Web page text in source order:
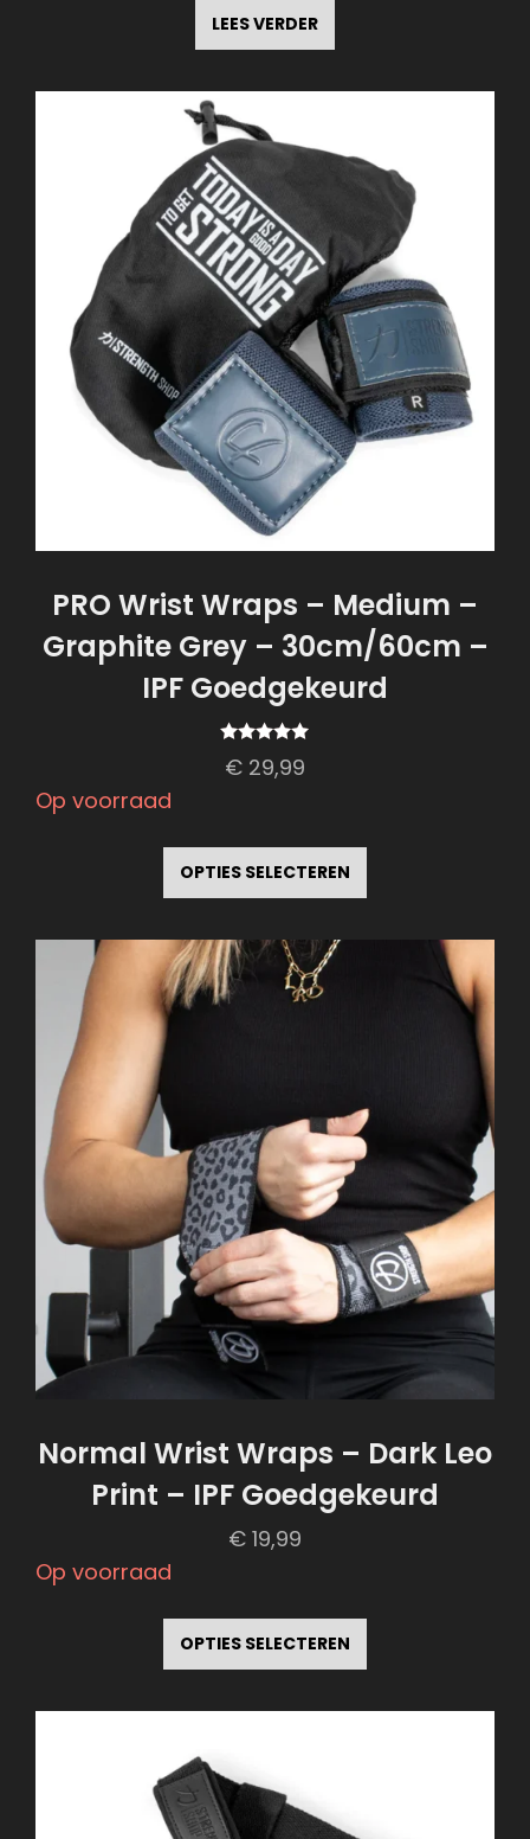
LEES VERDER
PRO Wrist Wraps – Medium –
Graphite Grey – 30cm/60cm –
IPF Goedgekeurd
Gewaardeerd
uit 5
€ 29,99
Op voorraad
OPTIES SELECTEREN
heeft
meerdere
variaties.
gekozen
worden
de
productpagina
Normal Wrist Wraps – Dark Leo
Print – IPF Goedgekeurd
€ 19,99
Op voorraad
OPTIES SELECTEREN
heeft
meerdere